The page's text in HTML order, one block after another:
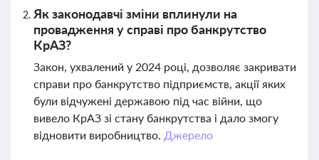
Як законодавчі зміни вплинули на
провадження у справі про банкрутство
КрАЗ?
Закон, ухвалений у 2024 році, дозволяє закривати
справи про банкрутство підприємств, акції яких
були відчужені державою під час війни, що
вивело КрАЗ зі стану банкрутства і дало змогу
відновити виробництво. Джерело